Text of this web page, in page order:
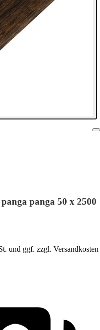
panga 50 x 2500
und ggf. zzgl. Versandkosten